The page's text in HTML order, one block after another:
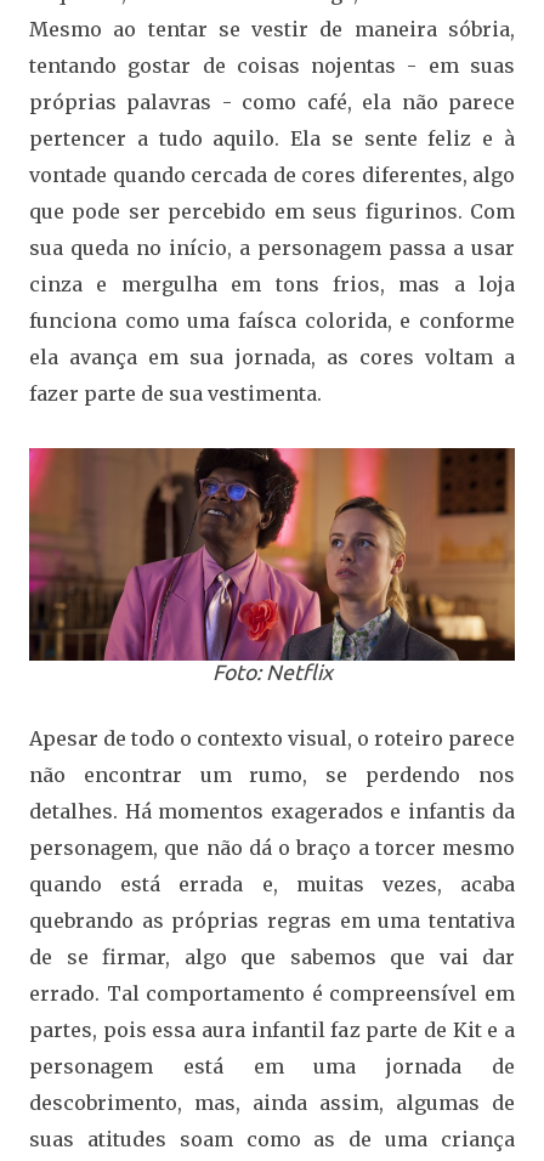
Mesmo ao tentar se vestir de maneira sóbria,
tentando gostar de coisas nojentas - em suas
próprias palavras - como café, ela não parece
pertencer a tudo aquilo. Ela se sente feliz e à
vontade quando cercada de cores diferentes, algo
que pode ser percebido em seus figurinos. Com
sua queda no início, a personagem passa a usar
cinza e mergulha em tons frios, mas a loja
funciona como uma faísca colorida, e conforme
ela avança em sua jornada, as cores voltam a
fazer parte de sua vestimenta.
Foto: Netflix
Apesar de todo o contexto visual, o roteiro parece
não encontrar um rumo, se perdendo nos
detalhes. Há momentos exagerados e infantis da
personagem, que não dá o braço a torcer mesmo
quando está errada e, muitas vezes, acaba
quebrando as próprias regras em uma tentativa
de se firmar, algo que sabemos que vai dar
errado. Tal comportamento é compreensível em
partes, pois essa aura infantil faz parte de Kit e a
personagem está em uma jornada de
descobrimento, mas, ainda assim, algumas de
suas atitudes soam como as de uma criança